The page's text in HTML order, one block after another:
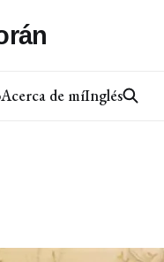
Acerca de míInglés